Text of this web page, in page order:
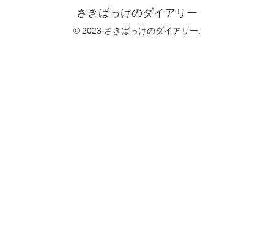
さきばっけのダイアリー
© 2023 さきばっけのダイアリー.